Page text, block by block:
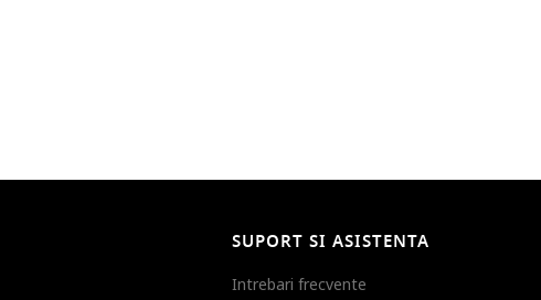
SUPORT SI ASISTENTA
Intrebari frecvente